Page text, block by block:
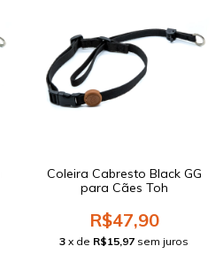
Coleira Cabresto Black GG
para Cães Toh
R$47,90
3 x de R$15,97 sem juros